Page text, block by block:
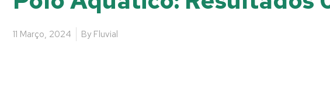
11 Março, 2024 By Fluvial